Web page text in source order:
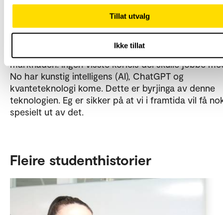
Tillat utvalg
Ikke tillat
– Kvifor bør studentar vere interesserte i
– Eg kan samanlikne det med då datamaskiner
marknaden. Ingen visste korleis dei skulle jobbe
No har kunstig intelligens (AI), ChatGPT og
kvanteteknologi kome. Dette er byrjinga av denne
teknologien. Eg er sikker på at vi i framtida vil få
spesielt ut av det.
Fleire studenthistorier